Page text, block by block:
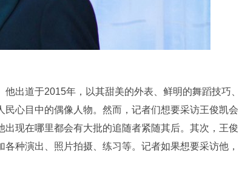
出道于2015年，以其甜美的外表、鲜明的舞蹈技巧、
心目中的偶像人物。然而，记者们想要采访王俊凯会
现在哪里都会有大批的追随者紧随其后。其次，王俊
种演出、照片拍摄、练习等。记者如果想要采访他，